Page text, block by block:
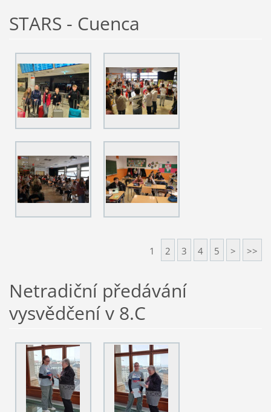
STARS - Cuenca
1 2 3 4 5 > >>
Netradiční předávání
vysvědčení v 8.C